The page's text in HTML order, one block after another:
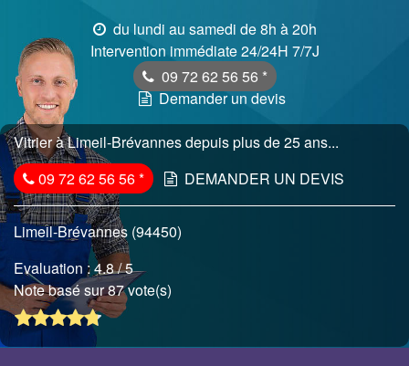
du lundi au samedi de 8h à 20h
Intervention immédiate 24/24H 7/7J
09 72 62 56 56 *
Demander un devis
Vitrier à Limeil-Brévannes depuis plus de 25 ans...
09 72 62 56 56* DEMANDER UN DEVIS
Limeil-Brévannes (94450)
Evaluation :4.8/ 5
Note basé sur 87 vote(s)